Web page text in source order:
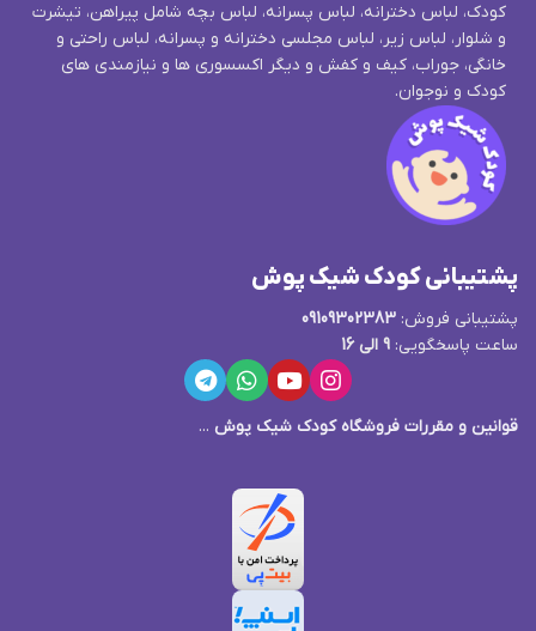
کودک، لباس دخترانه، لباس پسرانه، لباس بچه شامل پیراهن، تیشرت
و شلوار، لباس زیر، لباس مجلسی دخترانه و پسرانه، لباس راحتی و
خانگی، جوراب، کیف و کفش و دیگر اکسسوری ها و نیازمندی های
کودک و نوجوان.
پشتیبانی کودک شیک پوش
پشتیبانی فروش: 09109302383
ساعت پاسخگویی: 9 الی 16
قوانین و مقررات فروشگاه کودک شیک پوش ...